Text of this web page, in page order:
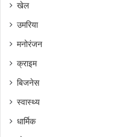
खेल
उमरिया
मनोरंजन
क्राइम
बिजनेस
स्वास्थ्य
धार्मिक